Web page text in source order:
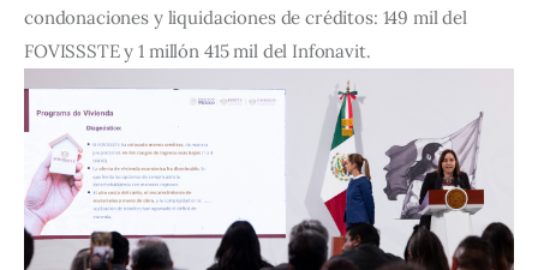
condonaciones y liquidaciones de créditos: 149 mil del
FOVISSSTE y 1 millón 415 mil del Infonavit.